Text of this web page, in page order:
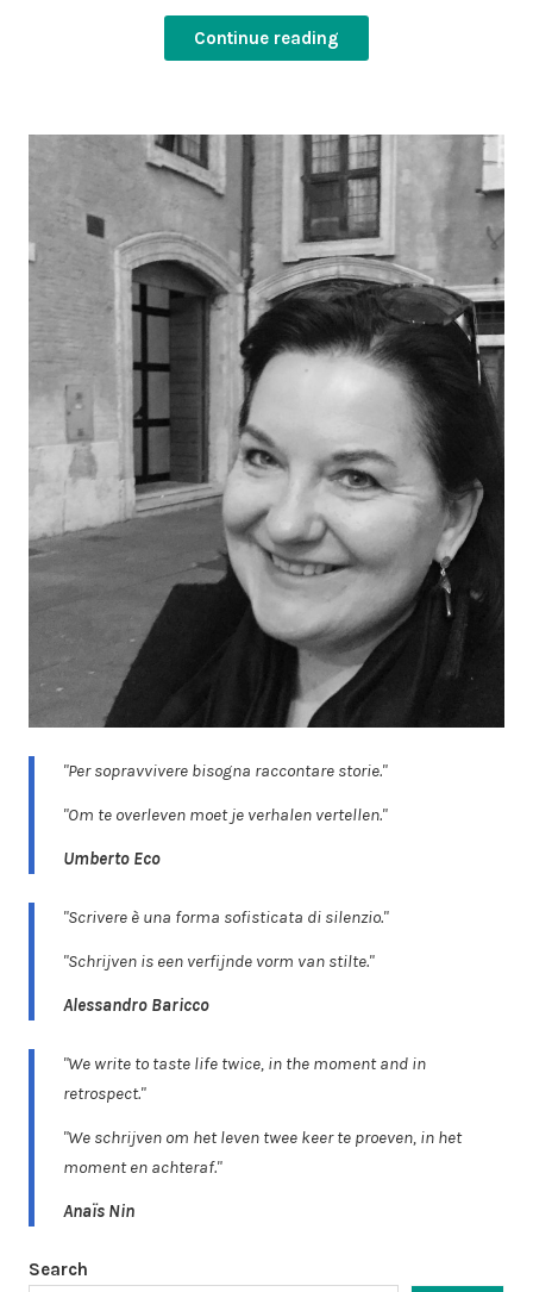
Continue reading
"Per sopravvivere bisogna raccontare storie."
"Om te overleven moet je verhalen vertellen."
Umberto Eco
"Scrivere è una forma sofisticata di silenzio."
"Schrijven is een verfijnde vorm van stilte."
Alessandro Baricco
"We write to taste life twice, in the moment and in
retrospect."
"We schrijven om het leven twee keer te proeven, in het
moment en achteraf."
Anaïs Nin
Search